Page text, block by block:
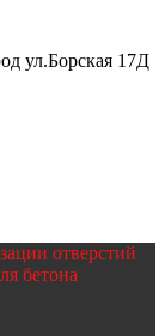
ул.Борская 17Д
отверстий
бетона